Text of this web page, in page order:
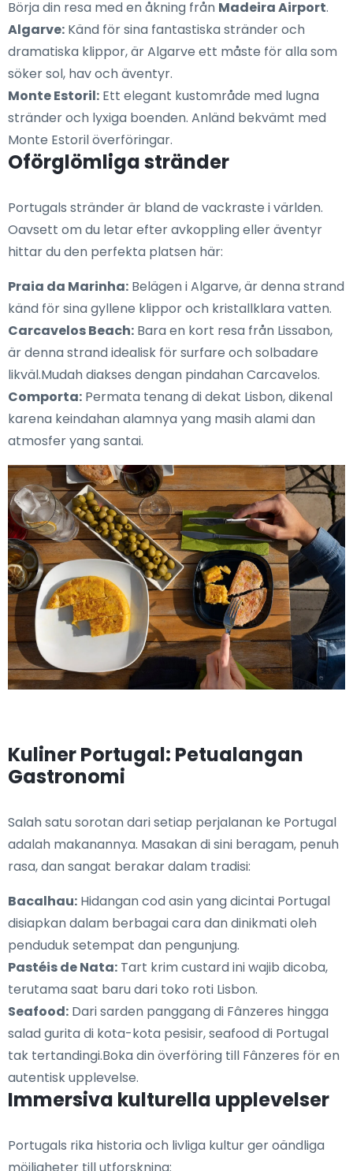
Börja din resa med en åkning från Madeira Airport.
Algarve: Känd för sina fantastiska stränder och
dramatiska klippor, är Algarve ett måste för alla som
söker sol, hav och äventyr.
Monte Estoril: Ett elegant kustområde med lugna
stränder och lyxiga boenden. Anländ bekvämt med
Monte Estoril överföringar.
Oförglömliga stränder
Portugals stränder är bland de vackraste i världen.
Oavsett om du letar efter avkoppling eller äventyr
hittar du den perfekta platsen här:
Praia da Marinha: Belägen i Algarve, är denna strand
känd för sina gyllene klippor och kristallklara vatten.
Carcavelos Beach: Bara en kort resa från Lissabon,
är denna strand idealisk för surfare och solbadare
likväl.Mudah diakses dengan pindahan Carcavelos.
Comporta: Permata tenang di dekat Lisbon, dikenal
karena keindahan alamnya yang masih alami dan
atmosfer yang santai.
Kuliner Portugal: Petualangan
Gastronomi
Salah satu sorotan dari setiap perjalanan ke Portugal
adalah makanannya. Masakan di sini beragam, penuh
rasa, dan sangat berakar dalam tradisi:
Bacalhau: Hidangan cod asin yang dicintai Portugal
disiapkan dalam berbagai cara dan dinikmati oleh
penduduk setempat dan pengunjung.
Pastéis de Nata: Tart krim custard ini wajib dicoba,
terutama saat baru dari toko roti Lisbon.
Seafood: Dari sarden panggang di Fânzeres hingga
salad gurita di kota-kota pesisir, seafood di Portugal
tak tertandingi.Boka din överföring till Fânzeres för en
autentisk upplevelse.
Immersiva kulturella upplevelser
Portugals rika historia och livliga kultur ger oändliga